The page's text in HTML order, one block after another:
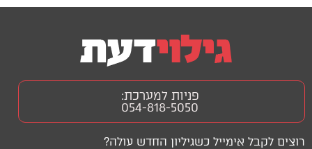
רוצים לקבל אימייל כשגיליון החדש עולה?
פניות למערכת:
054-818-5050